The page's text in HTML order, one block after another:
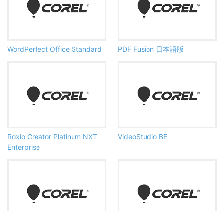
WordPerfect Office Standard PDF Fusion 日本語版
Roxio Creator Platinum NXT
Enterprise
VideoStudio BE